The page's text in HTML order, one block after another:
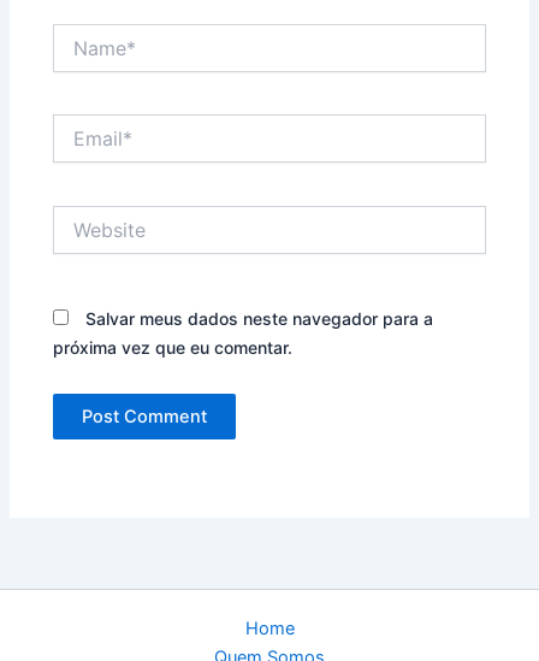
Salvar meus dados neste navegador para a
próxima vez que eu comentar.
Home